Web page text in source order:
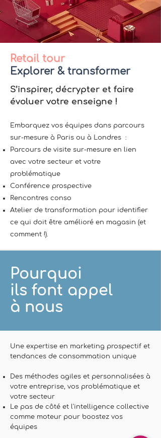
Retail tour
Explorer & transformer
S’inspirer, décrypter et faire
évoluer votre enseigne !
Embarquez vos équipes dans parcours
sur-mesure à Paris ou à Londres : ​
Parcours de visite sur-mesure en lien
avec votre secteur et votre
problématique
Conférence prospective
Rencontres conso
Atelier de transformation pour identifier
ce qui doit être amélioré en magasin (et
comment !).
Pourquoi
ils font appel
à nous
Une expertise en marketing prospectif et
tendances de consommation unique
Des méthodes agiles et personnalisées à
votre entreprise, vos problématique et
votre secteur
Le pas de côté et l'intelligence collective
comme moteur pour boostez vos
équipes